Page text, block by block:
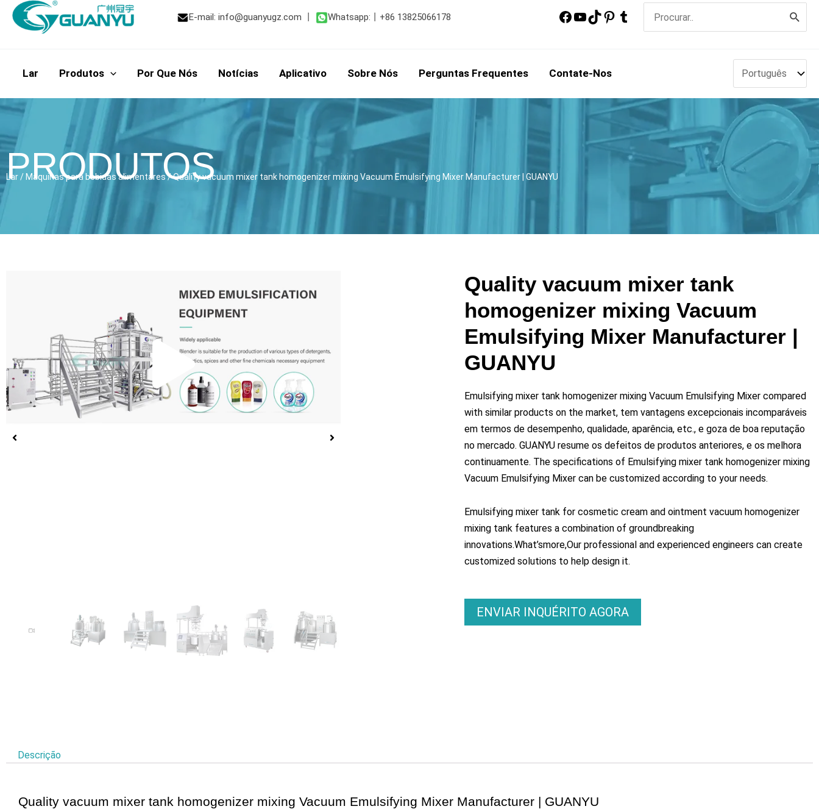
para
E-mail: info@guanyugz.com Whatsapp: +86 13825066178
Lar Produtos Por Que Nós Notícias Aplicativo Sobre Nós Perguntas Frequentes Contate-Nos
PRODUTOS
Lar/Máquinas para bebidas alimentares/Quality vacuum mixer tank homogenizer mixing Vacuum Emulsifying Mixer Manufacturer| GUANYU
Reproduzir
vídeo
Quality vacuum mixer tank
homogenizer mixing Vacuum
Emulsifying Mixer Manufacturer|
GUANYU
Emulsifying mixer tank homogenizer mixing Vacuum Emulsifying Mixer compared
with similar products on the market, tem vantagens excepcionais incomparáveis ​​
em termos de desempenho, qualidade, aparência, etc., e goza de boa reputação
no mercado. GUANYU resume os defeitos de produtos anteriores, e os melhora
continuamente. The specifications of Emulsifying mixer tank homogenizer mixing
Vacuum Emulsifying Mixer can be customized according to your needs.
Emulsifying mixer tank for cosmetic cream and ointment vacuum homogenizer
mixing tank features a combination of groundbreaking
innovations.What’smore,Our professional and experienced engineers can create
customized solutions to help design it.
ENVIAR INQUÉRITO AGORA
Descrição
Quality vacuum mixer tank homogenizer mixing Vacuum Emulsifying Mixer Manufacturer | GUANYU